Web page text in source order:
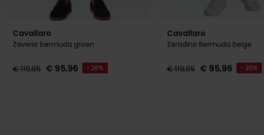
Cavallaro
Zaverio bermuda groen
€ 119,95 € 95,96 - 20%
Cavallaro
Zeradino Bermuda beige
€ 119,95 € 95,96 - 20%